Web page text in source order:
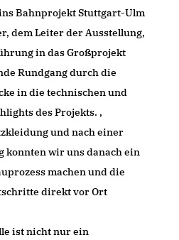
Bahnprojekt Stuttgart-Ulm
dem Leiter der Ausstellung,
in das Großprojekt
Rundgang durch die
in die technischen und
des Projekts. ,
und nach einer
konnten wir uns danach ein
machen und die
direkt vor Ort
ist nicht nur ein